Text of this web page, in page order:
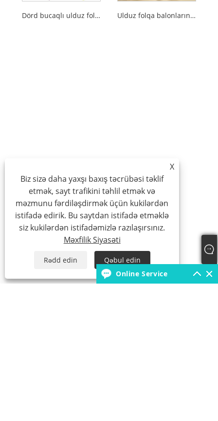
Dörd bucaqlı ulduz folqa balonları Ulduz folqa balonlarını partlatmaq
X
Biz sizə daha yaxşı baxış təcrübəsi təklif
etmək, sayt trafikini təhlil etmək və
məzmunu fərdiləşdirmək üçün kukilərdən
istifadə edirik. Bu saytdan istifadə etməklə
siz kukilərdən istifadəmizlə razılaşırsınız.
Məxfilik Siyasəti
Rədd edin
Qəbul edin
Online Service